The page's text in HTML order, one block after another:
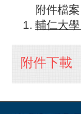
附件檔案
輔仁大
附件下載